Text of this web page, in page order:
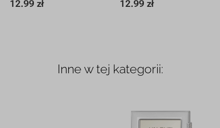
12.99 zł
15 x 15 cm 12.99 zł
15 x 15 cm
Inne w tej kategorii: